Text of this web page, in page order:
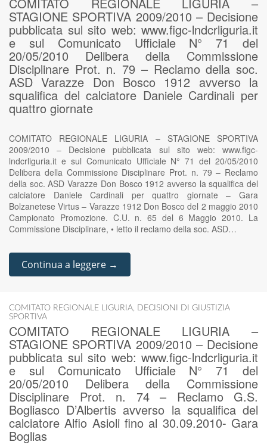
STAGIONE SPORTIVA 2009/2010 – Decisione
pubblicata sul sito web: www.figc-lndcrliguria.it
e sul Comunicato Ufficiale N° 71 del
20/05/2010 Delibera della Commissione
Disciplinare Prot. n. 79 – Reclamo della soc.
ASD Varazze Don Bosco 1912 avverso la
squalifica del calciatore Daniele Cardinali per
quattro giornate
COMITATO REGIONALE LIGURIA – STAGIONE SPORTIVA
2009/2010 – Decisione pubblicata sul sito web: www.figc-
lndcrliguria.it e sul Comunicato Ufficiale N° 71 del 20/05/2010
Delibera della Commissione Disciplinare Prot. n. 79 – Reclamo
della soc. ASD Varazze Don Bosco 1912 avverso la squalifica del
calciatore Daniele Cardinali per quattro giornate – Gara
Bolzanetese Virtus – Varazze 1912 Don Bosco del 2 maggio 2010
Campionato Promozione. C.U. n. 65 del 6 Maggio 2010. La
Commissione Disciplinare, • letto il reclamo della soc. ASD…
Continua a leggere →
COMITATO REGIONALE LIGURIA, DECISIONI DI GIUSTIZIA
SPORTIVA
COMITATO REGIONALE LIGURIA –
STAGIONE SPORTIVA 2009/2010 – Decisione
pubblicata sul sito web: www.figc-lndcrliguria.it
e sul Comunicato Ufficiale N° 71 del
20/05/2010 Delibera della Commissione
Disciplinare Prot. n. 74 – Reclamo G.S.
Bogliasco D’Albertis avverso la squalifica del
calciatore Alfio Asioli fino al 30.09.2010- Gara
Boglias